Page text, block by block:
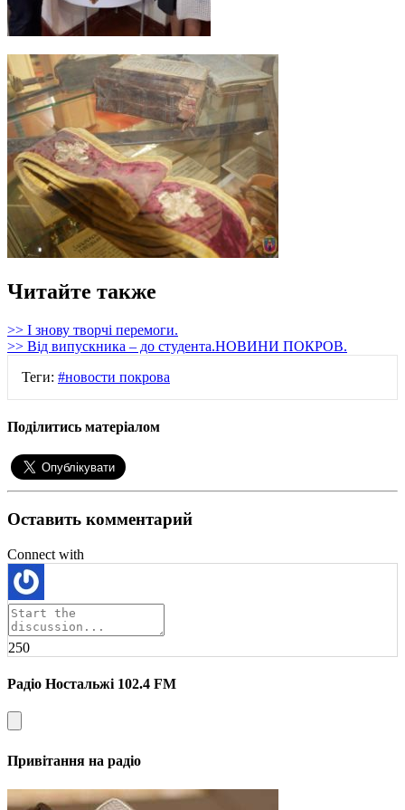
Читайте также
>> І знову творчі перемоги.
>> Від випускника – до студента.НОВИНИ ПОКРОВ.
Теги: #новости покрова
Поділитись матеріалом
Оставить комментарий
Connect with
250
Радіо Ностальжі 102.4 FM
Привітання на радіо